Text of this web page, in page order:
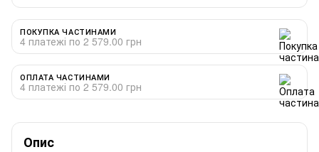
ПОКУПКА ЧАСТИНАМИ
4 платежі по 2 579.00 грн
ОПЛАТА ЧАСТИНАМИ
4 платежі по 2 579.00 грн
Опис